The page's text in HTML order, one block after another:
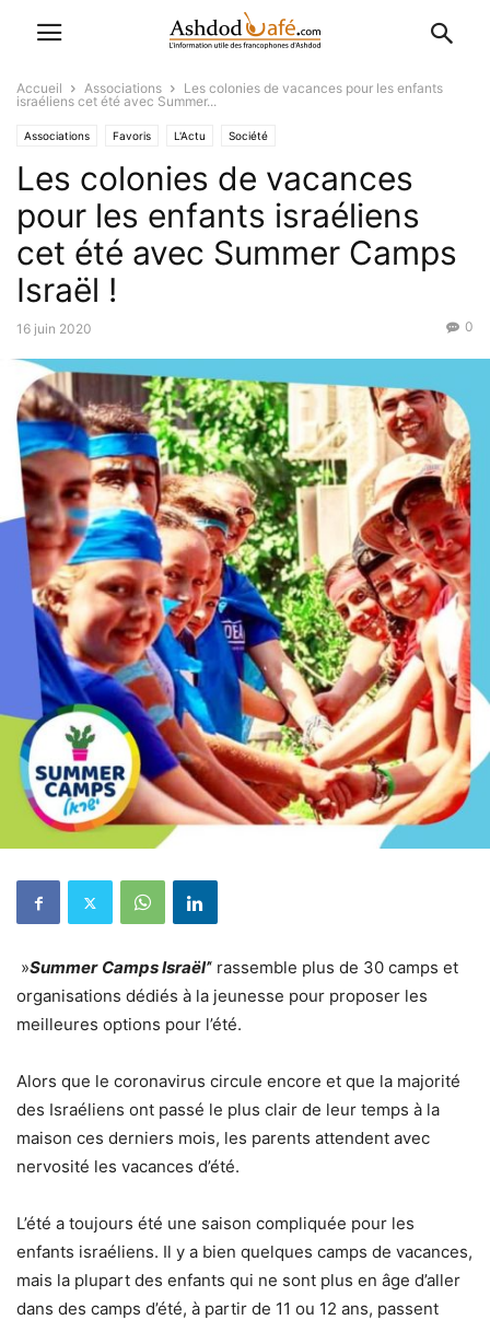
Accueil Associations
Les colonies de vacances pour les enfants
israéliens cet été avec Summer...
Associations Favoris L'Actu Société
Les colonies de vacances
pour les enfants israéliens
cet été avec Summer Camps
Israël !
16 juin 2020 0
»Summer Camps Israël’‘ rassemble plus de 30 camps et
organisations dédiés à la jeunesse pour proposer les
meilleures options pour l’été.
Alors que le coronavirus circule encore et que la majorité
des Israéliens ont passé le plus clair de leur temps à la
maison ces derniers mois, les parents attendent avec
nervosité les vacances d’été.
L’été a toujours été une saison compliquée pour les
enfants israéliens. Il y a bien quelques camps de vacances,
mais la plupart des enfants qui ne sont plus en âge d’aller
dans des camps d’été, à partir de 11 ou 12 ans, passent